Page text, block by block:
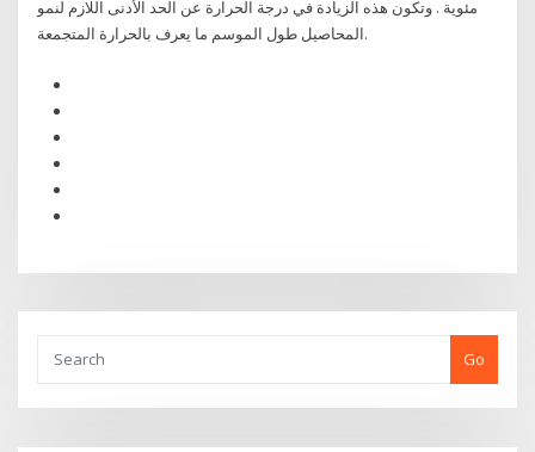
مئوية . وتكون هذه الزيادة في درجة الحرارة عن الحد الأدنى اللازم لنمو
المحاصيل طول الموسم ما يعرف بالحرارة المتجمعة.
Go